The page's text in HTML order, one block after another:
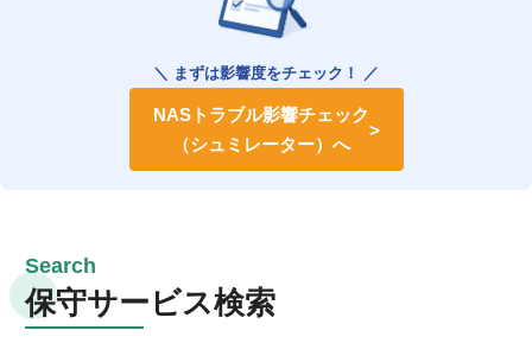
＼ まずは影響度をチェック！ ／
NASトラブル影響チェック
（シュミレーター）へ
保守サービス検索